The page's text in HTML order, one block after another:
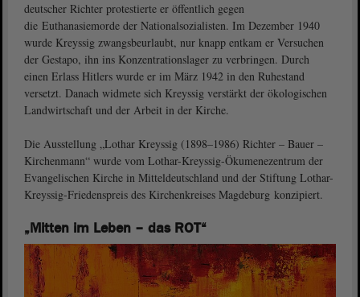
deutscher Richter protestierte er öffentlich gegen
die Euthanasiemorde der Nationalsozialisten. Im Dezember 1940
wurde Kreyssig zwangsbeurlaubt, nur knapp entkam er Versuchen
der Gestapo, ihn ins Konzentrationslager zu verbringen. Durch
einen Erlass Hitlers wurde er im März 1942 in den Ruhestand
versetzt. Danach widmete sich Kreyssig verstärkt der ökologischen
Landwirtschaft und der Arbeit in der Kirche.
Die Ausstellung „Lothar Kreyssig (1898–1986) Richter – Bauer –
Kirchenmann“ wurde vom Lothar-Kreyssig-Ökumenezentrum der
Evangelischen Kirche in Mitteldeutschland und der Stiftung Lothar-
Kreyssig-Friedenspreis des Kirchenkreises Magdeburg konzipiert.
„Mitten im Leben – das ROT“